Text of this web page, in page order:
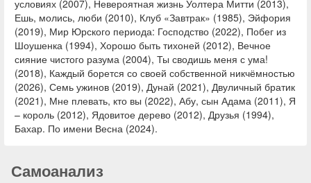
условиях (2007), Невероятная жизнь Уолтера Митти (2013),
Ешь, молись, люби (2010), Клуб «Завтрак» (1985), Эйфория
(2019), Мир Юрского периода: Господство (2022), Побег из
Шоушенка (1994), Хорошо быть тихоней (2012), Вечное
сияние чистого разума (2004), Ты сводишь меня с ума!
(2018), Каждый борется со своей собственной никчёмностью
(2026), Семь ужинов (2019), Дунай (2021), Двуличный братик
(2021), Мне плевать, кто вы (2022), Абу, сын Адама (2011), Я
– король (2012), Ядовитое дерево (2012), Друзья (1994),
Бахар. По имени Весна (2024).
Самоанализ